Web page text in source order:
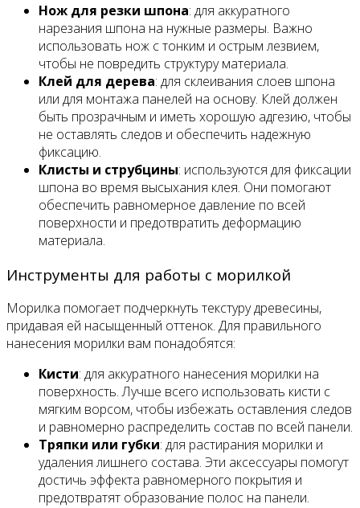
Нож для резки шпона: для аккуратного
нарезания шпона на нужные размеры. Важно
использовать нож с тонким и острым лезвием,
чтобы не повредить структуру материала.
Клей для дерева: для склеивания слоев шпона
или для монтажа панелей на основу. Клей должен
быть прозрачным и иметь хорошую адгезию, чтобы
не оставлять следов и обеспечить надежную
фиксацию.
Клисты и струбцины: используются для фиксации
шпона во время высыхания клея. Они помогают
обеспечить равномерное давление по всей
поверхности и предотвратить деформацию
материала.
Инструменты для работы с морилкой
Морилка помогает подчеркнуть текстуру древесины,
придавая ей насыщенный оттенок. Для правильного
нанесения морилки вам понадобятся:
Кисти: для аккуратного нанесения морилки на
поверхность. Лучше всего использовать кисти с
мягким ворсом, чтобы избежать оставления следов
и равномерно распределить состав по всей панели.
Тряпки или губки: для растирания морилки и
удаления лишнего состава. Эти аксессуары помогут
достичь эффекта равномерного покрытия и
предотвратят образование полос на панели.